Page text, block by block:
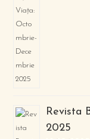
Revista
2025